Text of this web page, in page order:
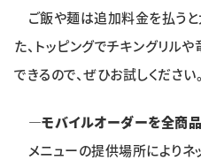
ご飯や麺は追加料金を払うと
た、トッピングでチキングリル
できるので、ぜひお試しください。
―モバイルオーダーを全商品
メニューの提供場所によりネ